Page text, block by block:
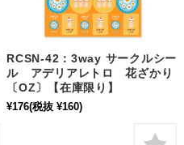
RCSN-42：3way サークルシー
ル アデリアレトロ 花ざかり
〔OZ〕【在庫限り】
¥176(税抜 ¥160)